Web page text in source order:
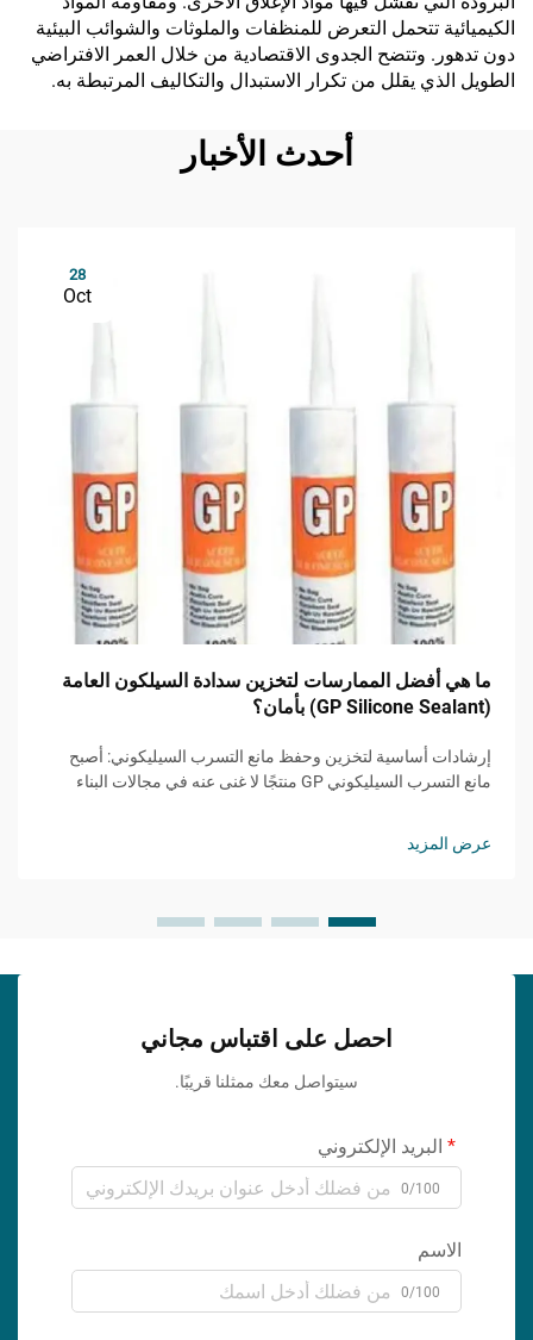
الكيميائية تتحمل التعرض للمنظفات والملوثات والشوائب البيئية
دون تدهور. وتتضح الجدوى الاقتصادية من خلال العمر الافتراضي
الطويل الذي يقلل من تكرار الاستبدال والتكاليف المرتبطة به.
أحدث الأخبار
28
Oct
ما هي أفضل الممارسات لتخزين سدادة السيلكون العامة
(GP Silicone Sealant) بأمان؟
إرشادات أساسية لتخزين وحفظ مانع التسرب السيليكوني: أصبح
مانع التسرب السيليكوني GP منتجًا لا غنى عنه في مجالات البناء
عرض المزيد
احصل على اقتباس مجاني
سيتواصل معك ممثلنا قريبًا.
البريد الإلكتروني
0/100
الاسم
0/100